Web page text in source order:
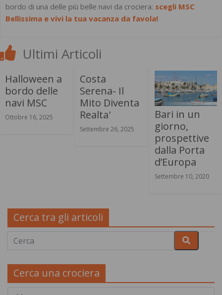
bordo di una delle più belle navi da crociera: scegli MSC
Bellissima e vivi la tua vacanza da favola!
Ultimi Articoli
Halloween a
bordo delle
navi MSC
Ottobre 16, 2025
Costa
Serena- Il
Mito Diventa
Realta'
Settembre 26, 2025
Bari in un
giorno,
prospettive
dalla Porta
d’Europa
Settembre 10, 2020
Cerca tra gli articoli
Cerca una crociera